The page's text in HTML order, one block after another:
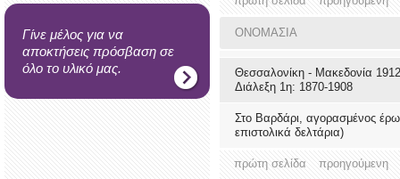
Γίνε μέλος για να
αποκτήσεις πρόσβαση σε
όλο το υλικό μας.
ΟΝΟΜΑΣΙΑ
Θεσσαλονίκη - Μακεδονία
Διάλεξη 1η: 1870-1908
Στο Βαρδάρι, αγορασμένος
επιστολικά δελτάρια)
πρώτη σελίδα προηγούμενη